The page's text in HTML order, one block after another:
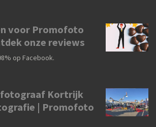
voor Promofoto
onze reviews
op Facebook.
Kortrijk
| Promofoto